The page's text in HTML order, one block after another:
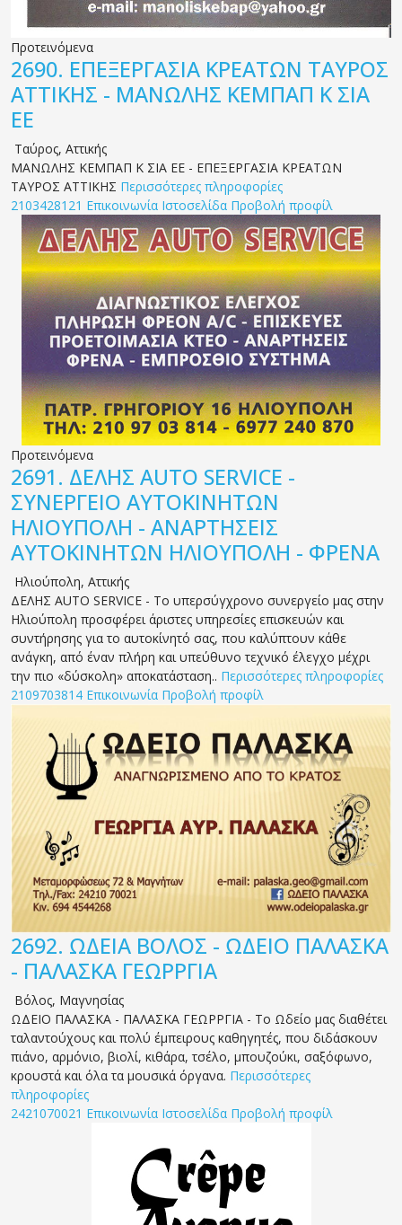
Προτεινόμενα
2690. ΕΠΕΞΕΡΓΑΣΙΑ ΚΡΕΑΤΩΝ ΤΑΥΡΟΣ
ΑΤΤΙΚΗΣ - ΜΑΝΩΛΗΣ ΚΕΜΠΑΠ Κ ΣΙΑ
ΕΕ
Ταύρος, Αττικής
ΜΑΝΩΛΗΣ ΚΕΜΠΑΠ Κ ΣΙΑ ΕΕ - ΕΠΕΞΕΡΓΑΣΙΑ ΚΡΕΑΤΩΝ
ΤΑΥΡΟΣ ΑΤΤΙΚΗΣ Περισσότερες πληροφορίες
2103428121 Επικοινωνία Ιστοσελίδα Προβολή προφίλ
Προτεινόμενα
2691. ΔΕΛΗΣ AUTO SERVICE -
ΣΥΝΕΡΓΕΙΟ ΑΥΤΟΚΙΝΗΤΩΝ
ΗΛΙΟΥΠΟΛΗ - ΑΝΑΡΤΗΣΕΙΣ
ΑΥΤΟΚΙΝΗΤΩΝ ΗΛΙΟΥΠΟΛΗ - ΦΡΕΝΑ
Ηλιούπολη, Αττικής
ΔΕΛΗΣ AUTO SERVICE - Το υπερσύγχρονο συνεργείο μας στην
Ηλιούπολη προσφέρει άριστες υπηρεσίες επισκευών και
συντήρησης για το αυτοκίνητό σας, που καλύπτουν κάθε
ανάγκη, από έναν πλήρη και υπεύθυνο τεχνικό έλεγχο μέχρι
την πιο «δύσκολη» αποκατάσταση.. Περισσότερες πληροφορίες
2109703814 Επικοινωνία Προβολή προφίλ
2692. ΩΔΕΙΑ ΒΟΛΟΣ - ΩΔΕΙΟ ΠΑΛΑΣΚΑ
- ΠΑΛΑΣΚΑ ΓΕΩΡΡΓΙΑ
Βόλος, Μαγνησίας
ΩΔΕΙΟ ΠΑΛΑΣΚΑ - ΠΑΛΑΣΚΑ ΓΕΩΡΡΓΙΑ - Το Ωδείο μας διαθέτει
ταλαντούχους και πολύ έμπειρους καθηγητές, που διδάσκουν
πιάνο, αρμόνιο, βιολί, κιθάρα, τσέλο, μπουζούκι, σαξόφωνο,
κρουστά και όλα τα μουσικά όργανα. Περισσότερες
πληροφορίες
2421070021 Επικοινωνία Ιστοσελίδα Προβολή προφίλ